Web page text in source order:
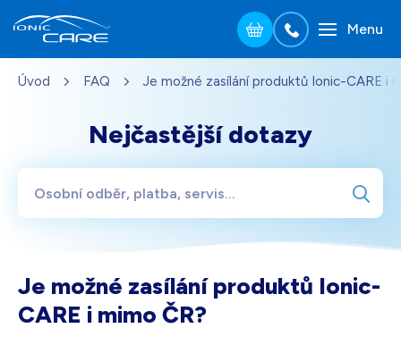
Přejít na hlavní obsah
Menu
Úvod FAQ Je možné zasílání produktů Ionic-CARE i
Nejčastější dotazy
Je možné zasílání produktů Ionic-
CARE i mimo ČR?
Dřevo dub 3 990
Skladem - doprava zdarma Dárek pro vás při zadání kódu
Skladem - doprava zdarma Dárek pro vás při zadání kódu